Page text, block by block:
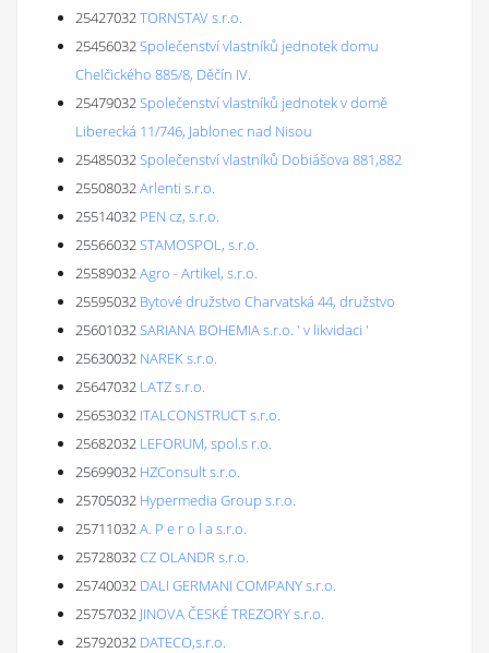
25427032TORNSTAV s.r.o.
25456032Společenství vlastníků jednotek domu
Chelčického 885/8, Děčín IV.
25479032Společenství vlastníků jednotek v domě
Liberecká 11/746, Jablonec nad Nisou
25485032Společenství vlastníků Dobiášova 881,882
25508032Arlenti s.r.o.
25514032 PEN cz, s.r.o.
25566032STAMOSPOL, s.r.o.
25589032Agro - Artikel, s.r.o.
25595032 Bytové družstvo Charvatská 44, družstvo
25601032SARIANA BOHEMIA s.r.o. ' v likvidaci '
25630032 NAREK s.r.o.
25647032 LATZ s.r.o.
25653032 ITALCONSTRUCT s.r.o.
25682032 LEFORUM, spol.s r.o.
25699032 HZConsult s.r.o.
25705032 Hypermedia Group s.r.o.
25711032A. P e r o l a s.r.o.
25728032CZ OLANDR s.r.o.
25740032 DALI GERMANI COMPANY s.r.o.
25757032 JINOVA ČESKÉ TREZORY s.r.o.
25792032 DATECO,s.r.o.